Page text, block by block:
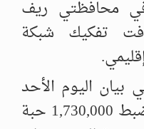
في محافظتي ريف
تفكيك شبكة
بيان اليوم الأحد
أن العمليات أسفرت عن ضبط 1,730,000 حبة